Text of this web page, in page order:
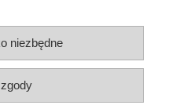
niezbędne